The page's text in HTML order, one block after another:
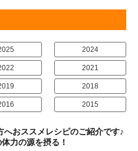
2024
2021
2018
2015
おススメレシピのご紹介です♪
力の源を摂る！